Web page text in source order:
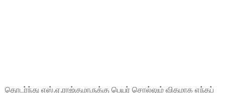
தொடர்ந்து எஸ்.ஏ.ராஜ்குமாருக்கு பெயர் சொல்லும் விதமாக எந்தப்